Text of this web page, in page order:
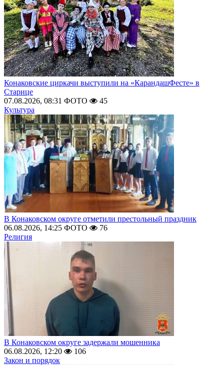
Конаковские циркачи выступили на «КарандашФесте» в
Старице
07.08.2026, 08:31 ФОТО
45
Культура
В Конаковском округе отметили престольный праздник
06.08.2026, 14:25 ФОТО
76
Религия
В Конаковском округе задержали мошенника
06.08.2026, 12:20
106
Закон и порядок